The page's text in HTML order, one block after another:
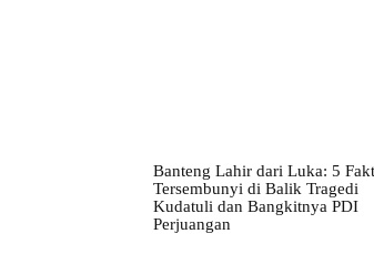
Banteng Lahir dari Luka: 5
Tersembunyi di Balik Tragedi
Kudatuli dan Bangkitnya PDI
Perjuangan